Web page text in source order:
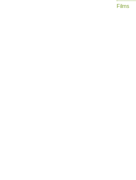
Films